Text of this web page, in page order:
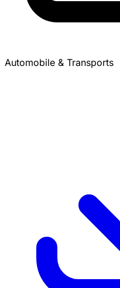
Automobile & Transports